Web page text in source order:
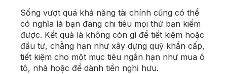
Sống vượt quá khả năng tài chính cũng có thể
có nghĩa là bạn đang chi tiêu mọi thứ bạn kiếm
được. Kết quả là không còn gì để tiết kiệm hoặc
đầu tư, chẳng hạn như xây dựng quỹ khẩn cấp,
tiết kiệm cho một mục tiêu ngắn hạn như mua ô
tô, nhà hoặc để dành tiền nghỉ hưu.